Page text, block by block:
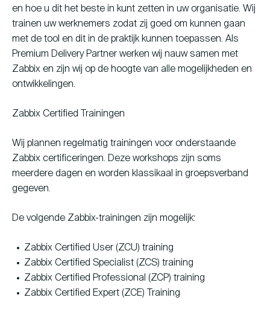
en hoe u dit het beste in kunt zetten in uw organisatie. Wij
trainen uw werknemers zodat zij goed om kunnen gaan
met de tool en dit in de praktijk kunnen toepassen. Als
Premium Delivery Partner werken wij nauw samen met
Zabbix en zijn wij op de hoogte van alle mogelijkheden en
ontwikkelingen.
Zabbix Certified Trainingen
Wij plannen regelmatig trainingen voor onderstaande
Zabbix certificeringen. Deze workshops zijn soms
meerdere dagen en worden klassikaal in groepsverband
gegeven.
De volgende Zabbix-trainingen zijn mogelijk:
Zabbix Certified User (ZCU) training
Zabbix Certified Specialist (ZCS) training
Zabbix Certified Professional (ZCP) training
Zabbix Certified Expert (ZCE) Training